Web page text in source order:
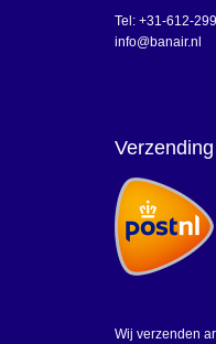
Tel: +31-612-
info@banair.nl
Wij verzenden